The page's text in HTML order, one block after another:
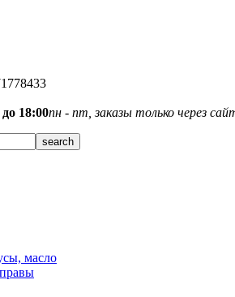
18:00пн - пт, заказы только через
масло